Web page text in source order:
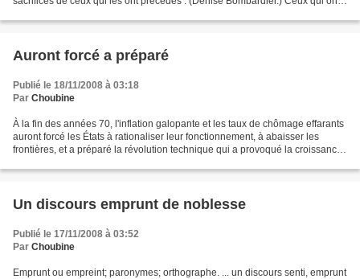
Auront forcé a préparé
Publié le 18/11/2008 à 03:18
Par Choubine
À la fin des années 70, l'inflation galopante et les taux de chômage effarants
auront forcé les États à rationaliser leur fonctionnement, à abaisser les
frontières, et a préparé la révolution technique qui a provoqué la croissance
Un discours emprunt de noblesse
Publié le 17/11/2008 à 03:52
Par Choubine
Emprunt ou empreint; paronymes; orthographe. ... un discours senti, emprunt